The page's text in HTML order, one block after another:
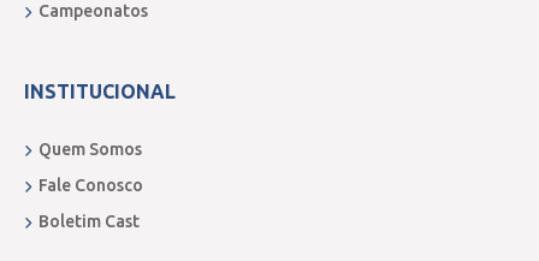
Campeonatos
INSTITUCIONAL
Quem Somos
Fale Conosco
Boletim Cast